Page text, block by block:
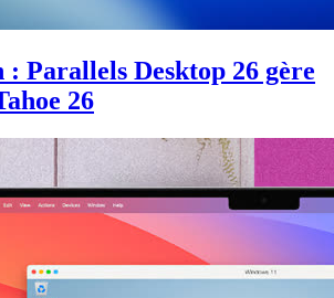
Parallels Desktop 26 gère
26